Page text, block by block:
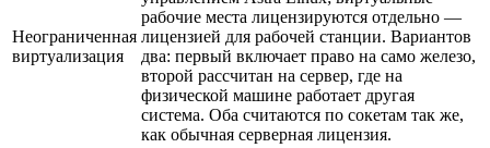
Неограниченная
виртуализация
рабочие места лицензируются отдельно —
лицензией для рабочей станции. Вариантов
два: первый включает право на само железо,
второй рассчитан на сервер, где на
физической машине работает другая
система. Оба считаются по сокетам так же,
как обычная серверная лицензия.